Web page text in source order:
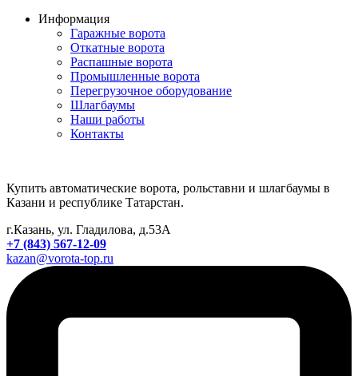
Информация
Гаражные ворота
Откатные ворота
Распашные ворота
Промышленные ворота
Перегрузочное оборудование
Шлагбаумы
Наши работы
Контакты
Купить автоматические ворота, рольставни и шлагбаумы в
Казани и республике Татарстан.
г.Казань, ул. Гладилова, д.53А
+7 (843) 567-12-09
kazan@vorota-top.ru